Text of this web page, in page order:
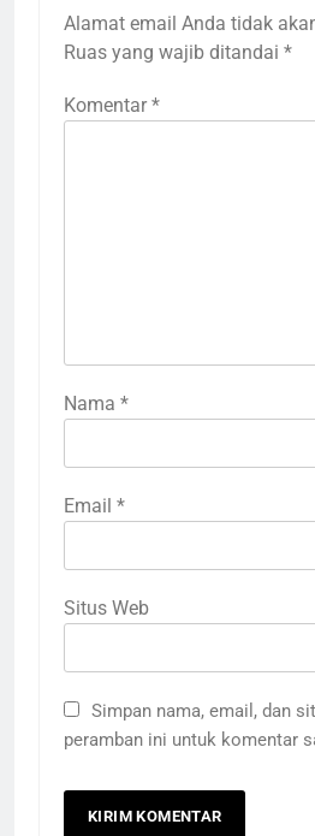
Alamat email Anda tidak
Ruas yang wajib ditandai *
Komentar *
Nama *
Email *
Situs Web
Simpan nama, email, dan
peramban ini untuk komentar